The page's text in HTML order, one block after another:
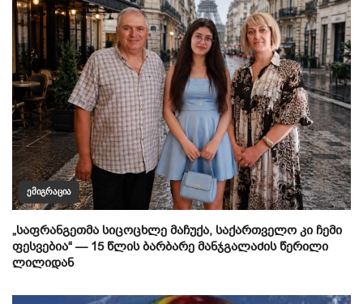
ᲔᲛᲘᲒᲠᲐᲪᲘᲐ
„საფრანგეთმა სიცოცხლე მაჩუქა, საქართველო კი ჩემი
ფესვებია“ — 15 წლის ბარბარე მანჯგალაძის წერილი
ლილიდან